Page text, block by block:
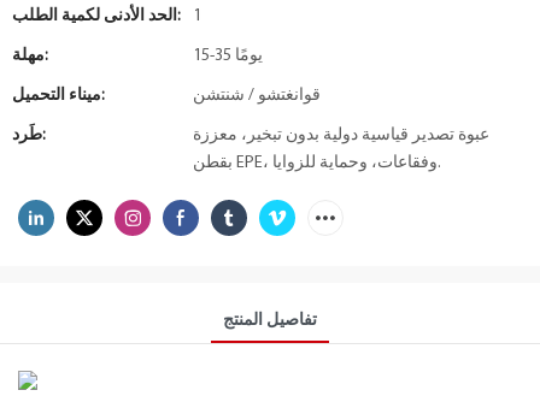
الحد الأدنى لكمية الطلب: 1
مهلة: 15-35 يومًا
ميناء التحميل: قوانغتشو / شنتشن
طَرد:
عبوة تصدير قياسية دولية بدون تبخير، معززة
بقطن EPE، وفقاعات، وحماية للزوايا.
تفاصيل المنتج